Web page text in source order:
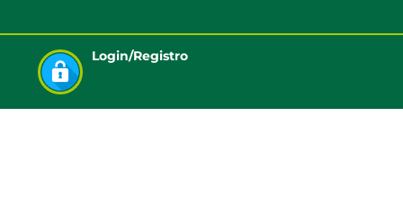
Login/Registro